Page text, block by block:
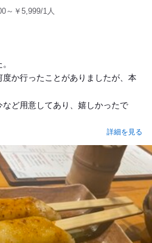
～￥5,999/1人
か行ったことがありましたが、本
ど用意してあり、嬉しかったで
詳細を見る